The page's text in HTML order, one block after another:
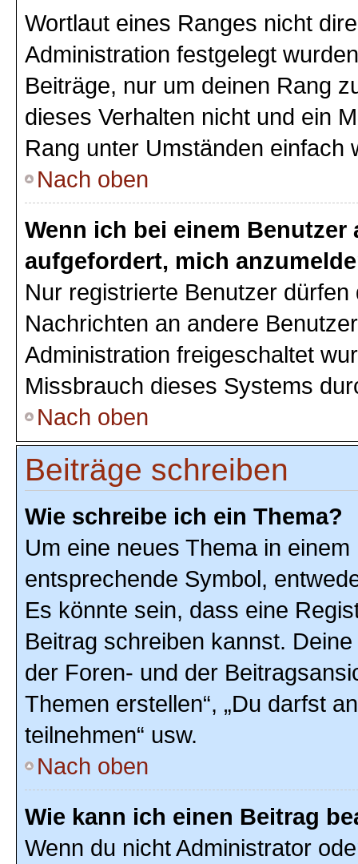
Wortlaut eines Ranges nicht
Administration festgelegt
Beiträge, nur um deinen Rang
dieses Verhalten nicht und ein
Rang unter Umständen einfach
Nach oben
Wenn ich bei einem
aufgefordert, mich
Nur registrierte Benutzer
Nachrichten an andere
Administration freigeschaltet
Missbrauch dieses Systems
Nach oben
Beiträge schreiben
Wie schreibe ich ein Thema?
Um eine neues Thema in
entsprechende Symbol,
Es könnte sein, dass eine
Beitrag schreiben kannst.
der Foren- und der
Themen erstellen“, „Du darfst
teilnehmen“ usw.
Nach oben
Wie kann ich einen Beitrag
Wenn du nicht Administrator